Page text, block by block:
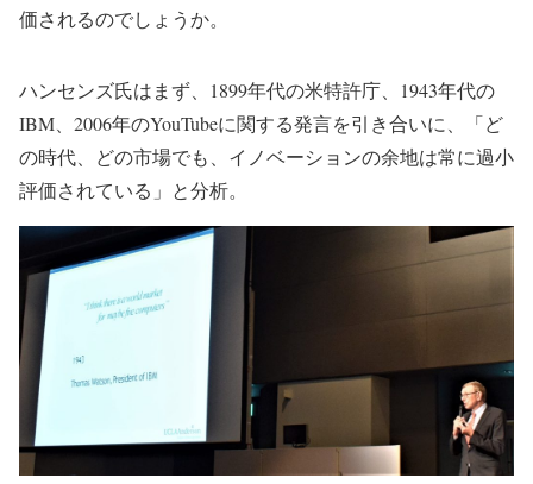
価されるのでしょうか。
ハンセンズ氏はまず、1899年代の米特許庁、1943年代の
IBM、2006年のYouTubeに関する発言を引き合いに、「ど
の時代、どの市場でも、イノベーションの余地は常に過小
評価されている」と分析。